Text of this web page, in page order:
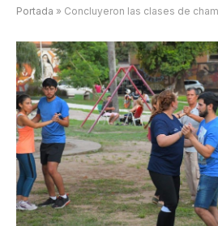
Portada » Concluyeron las clases de chamamé